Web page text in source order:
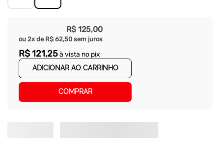
R$ 125,00
ou 2x de R$ 62,50 sem juros
R$121,25à vista no pix
ADICIONAR AO CARRINHO
COMPRAR